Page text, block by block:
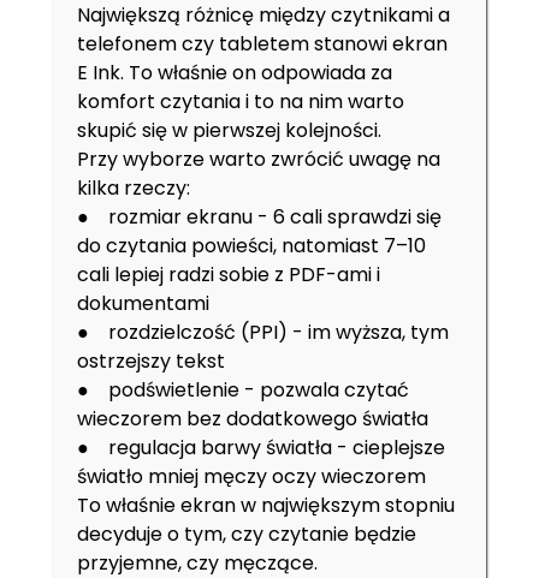
Największą różnicę między czytnikami a
telefonem czy tabletem stanowi ekran
E Ink. To właśnie on odpowiada za
komfort czytania i to na nim warto
skupić się w pierwszej kolejności.
Przy wyborze warto zwrócić uwagę na
kilka rzeczy:
● rozmiar ekranu - 6 cali sprawdzi się
do czytania powieści, natomiast 7–10
cali lepiej radzi sobie z PDF-ami i
dokumentami
● rozdzielczość (PPI) - im wyższa, tym
ostrzejszy tekst
● podświetlenie - pozwala czytać
wieczorem bez dodatkowego światła
● regulacja barwy światła - cieplejsze
światło mniej męczy oczy wieczorem
To właśnie ekran w największym stopniu
decyduje o tym, czy czytanie będzie
przyjemne, czy męczące.